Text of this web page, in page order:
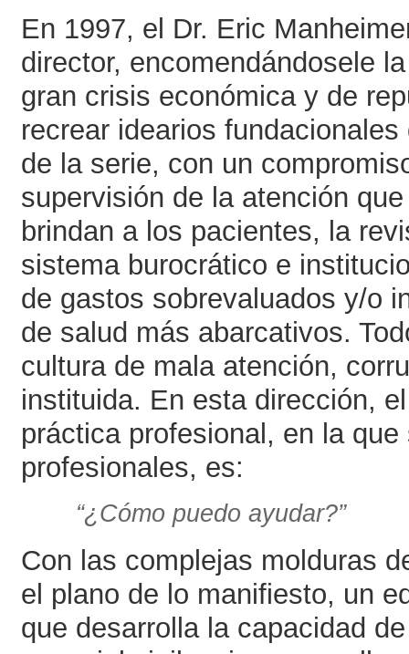
En 1997, el Dr. Eric
director, encomendándosele
gran crisis económica y de
recrear idearios
de la serie, con un
supervisión de la atención
brindan a los pacientes, la
sistema burocrático e
de gastos sobrevaluados y/o
de salud más abarcativos.
cultura de mala atención,
instituida. En esta dirección,
práctica profesional, en la
profesionales, es:
“¿Cómo puedo ayudar?”
Con las complejas molduras
el plano de lo manifiesto, un
que desarrolla la capacidad